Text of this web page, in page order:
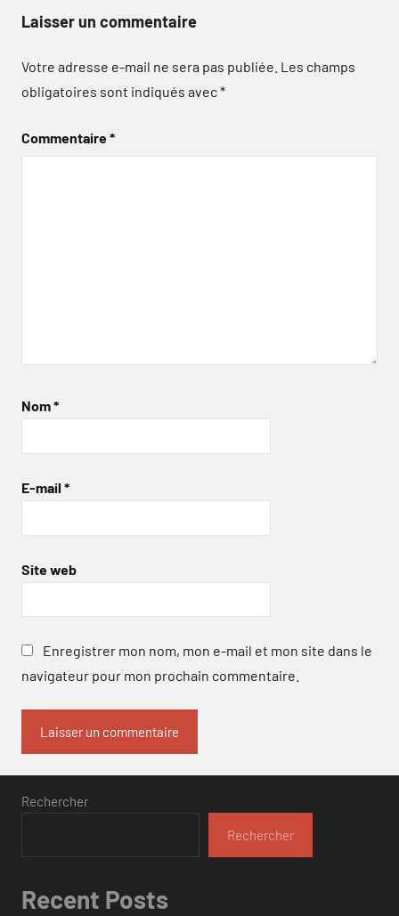
Laisser un commentaire
Votre adresse e-mail ne sera pas publiée. Les champs
obligatoires sont indiqués avec*
Commentaire*
Nom*
E-mail *
Site web
Enregistrer mon nom, mon e-mail et mon site dans le
navigateur pour mon prochain commentaire.
Rechercher
Rechercher
Recent Posts